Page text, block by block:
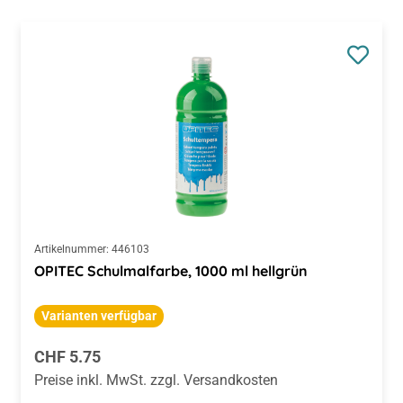
Artikelnummer: 446103
OPITEC Schulmalfarbe, 1000 ml hellgrün
Varianten verfügbar
Regulärer Preis:
CHF 5.75
Preise inkl. MwSt. zzgl. Versandkosten